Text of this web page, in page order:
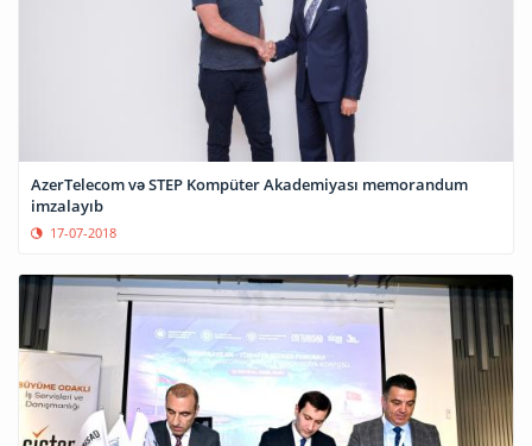
AzerTelecom və STEP Kompüter Akademiyası memorandum
imzalayıb
17-07-2018